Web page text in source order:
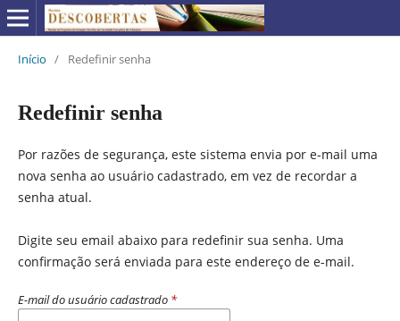
Início / Redefinir senha
Redefinir senha
Por razões de segurança, este sistema envia por e-mail uma
nova senha ao usuário cadastrado, em vez de recordar a
senha atual.
Digite seu email abaixo para redefinir sua senha. Uma
confirmação será enviada para este endereço de e-mail.
E-mail do usuário cadastrado *